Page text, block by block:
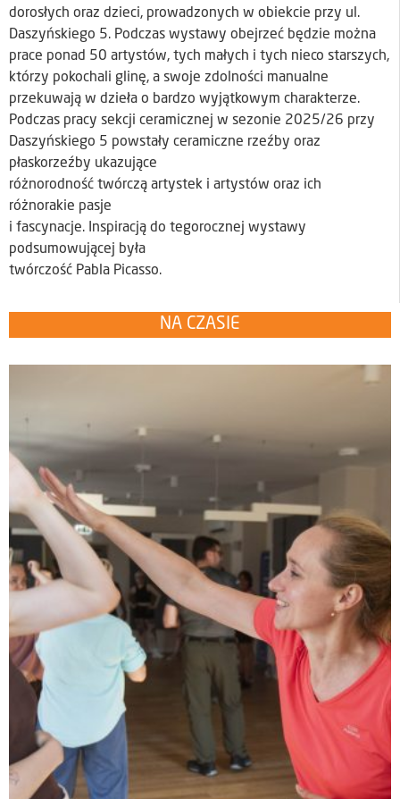
dorosłych oraz dzieci, prowadzonych w obiekcie przy ul.
Daszyńskiego 5. Podczas wystawy obejrzeć będzie można
prace ponad 50 artystów, tych małych i tych nieco starszych,
którzy pokochali glinę, a swoje zdolności manualne
przekuwają w dzieła o bardzo wyjątkowym charakterze.
Podczas pracy sekcji ceramicznej w sezonie 2025/26 przy
Daszyńskiego 5 powstały ceramiczne rzeźby oraz
płaskorzeźby ukazujące
różnorodność twórczą artystek i artystów oraz ich
różnorakie pasje
i fascynacje. Inspiracją do tegorocznej wystawy
podsumowującej była
twórczość Pabla Picasso.
NA CZASIE